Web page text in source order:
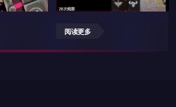
阅读更多